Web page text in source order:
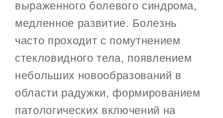
выраженного болевого синдрома,
медленное развитие. Болезнь
часто проходит с помутнением
стекловидного тела, появлением
небольших новообразований в
области радужки, формированием
патологических включений на